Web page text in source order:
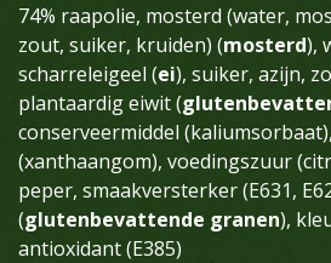
74% raapolie, mosterd (water,
zout, suiker, kruiden) (mosterd),
scharreleigeel (ei), suiker, azijn,
plantaardig eiwit (
conserveermiddel
(xanthaangom), voedingszuur
peper, smaakversterker (E631,
(glutenbevattende granen),
antioxidant (E385)